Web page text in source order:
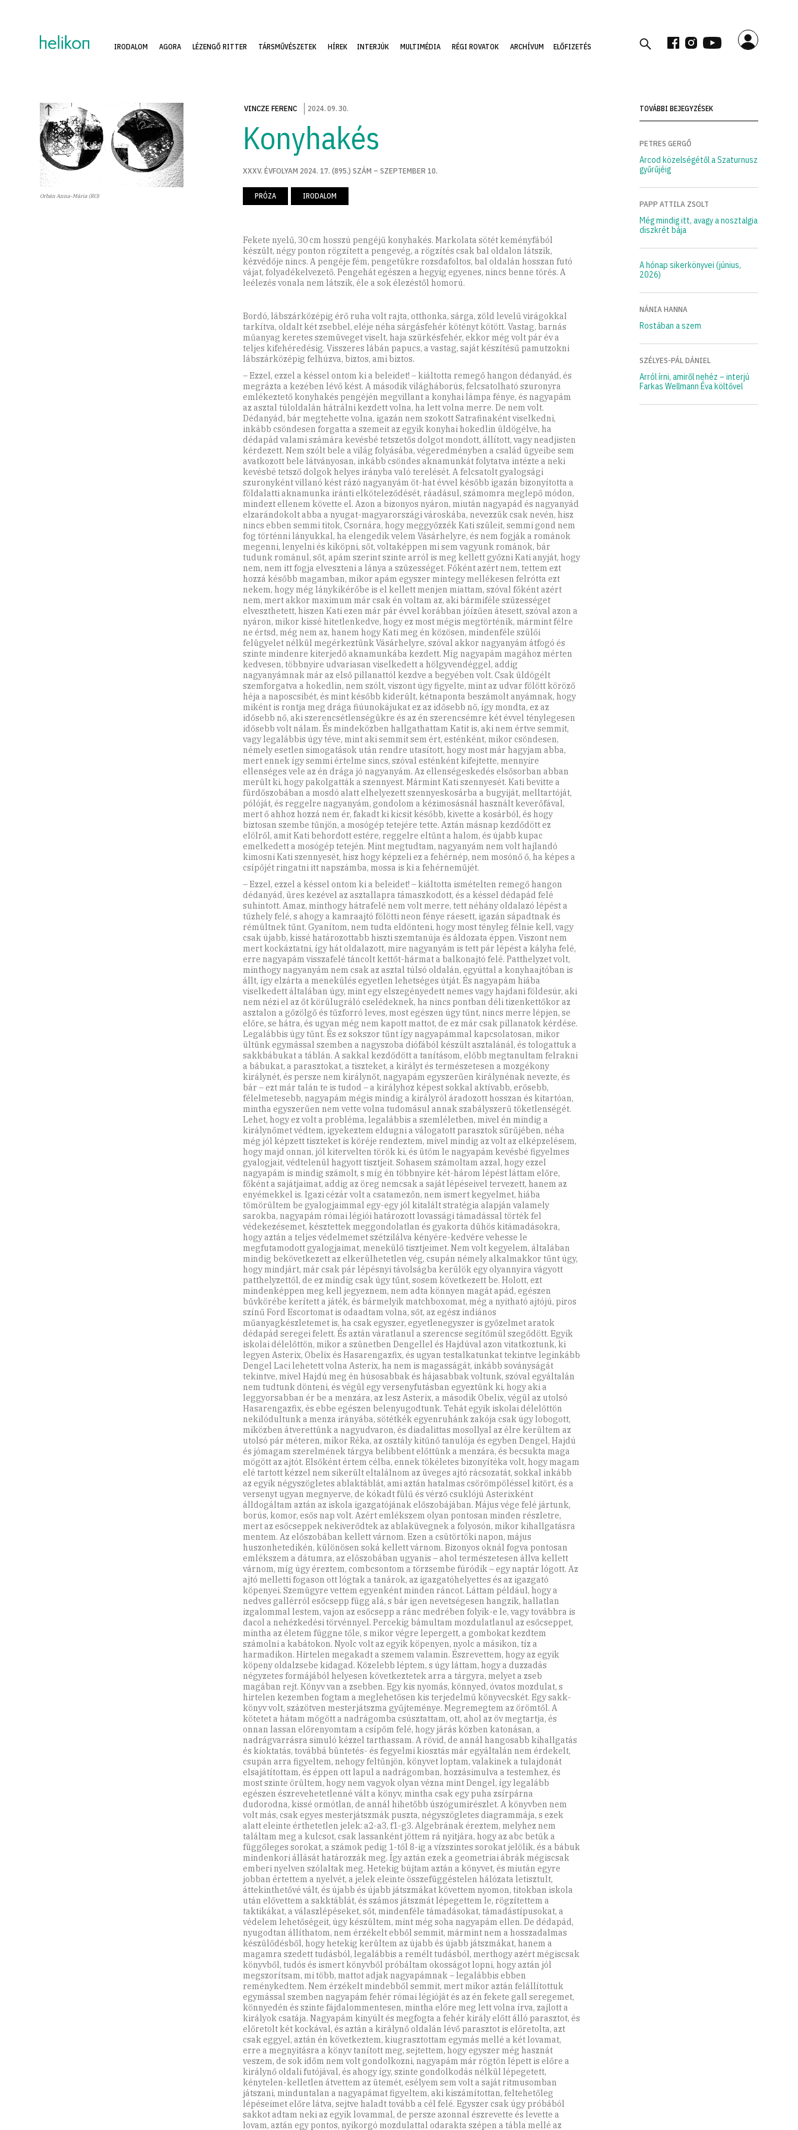
IRODALOM AGORA LÉZENGŐ RITTER TÁRSMŰVÉSZETEK HÍREK INTERJÚK MULTIMÉDIA RÉGI ROVATOK ARCHÍVUM ELŐFIZETÉS
Orbán Anna-Mária (RO)
VINCZE FERENC 2024.09.30.
Konyhakés
XXXV. ÉVFOLYAM 2024. 17. (895.) SZÁM – SZEPTEMBER 10.
PRÓZA IRODALOM
Fekete nyelű, 30 cm hosszú pengéjű konyhakés. Markolata sötét keményfából
készült, négy ponton rögzített a pengevég, a rögzítés csak bal oldalon látszik,
kézvédője nincs. A pengéje fém, pengetükre rozsdafoltos, bal oldalán hosszan futó
vájat, folyadékelvezető. Pengehát egészen a hegyig egyenes, nincs benne törés. A
leélezés vonala nem látszik, éle a sok élezéstől homorú.
Bordó, lábszárközépig érő ruha volt rajta, otthonka, sárga, zöld levelű virágokkal
tarkítva, oldalt két zsebbel, eléje néha sárgásfehér kötényt kötött. Vastag, barnás
műanyag keretes szemüveget viselt, haja szürkésfehér, ekkor még volt pár év a
teljes kifehéredésig. Visszeres lábán papucs, a vastag, saját készítésű pamutzokni
lábszárközépig felhúzva, biztos, ami biztos.
– Ezzel, ezzel a késsel ontom ki a beleidet! – kiáltotta remegő hangon dédanyád, és
megrázta a kezében lévő kést. A második világháborús, felcsatolható szuronyra
emlékeztető konyhakés pengéjén megvillant a konyhai lámpa fénye, és nagyapám
az asztal túloldalán hátrálni kezdett volna, ha lett volna merre. De nem volt.
Dédanyád, bár megtehette volna, igazán nem szokott Satrafinaként viselkedni,
inkább csöndesen forgatta a szemeit az egyik konyhai hokedlin üldögélve, ha
dédapád valami számára kevésbé tetszetős dolgot mondott, állított, vagy neadjisten
kérdezett. Nem szólt bele a világ folyásába, végeredményben a család ügyeibe sem
avatkozott bele látványosan, inkább csöndes aknamunkát folytatva intézte a neki
kevésbé tetsző dolgok helyes irányba való terelését. A felcsatolt gyalogsági
szuronyként villanó kést rázó nagyanyám öt-hat évvel később igazán bizonyította a
földalatti aknamunka iránti elköteleződését, ráadásul, számomra meglepő módon,
mindezt ellenem követte el. Azon a bizonyos nyáron, miután nagyapád és nagyanyád
elzarándokolt abba a nyugat-magyarországi városkába, nevezzük csak nevén, hisz
nincs ebben semmi titok, Csornára, hogy meggyőzzék Kati szüleit, semmi gond nem
fog történni lányukkal, ha elengedik velem Vásárhelyre, és nem fogják a románok
megenni, lenyelni és kiköpni, sőt, voltaképpen mi sem vagyunk románok, bár
tudunk románul, sőt, apám szerint szinte arról is meg kellett győzni Kati anyját, hogy
nem, nem itt fogja elveszteni a lánya a szüzességet. Főként azért nem, tettem ezt
hozzá később magamban, mikor apám egyszer mintegy mellékesen felrótta ezt
nekem, hogy még lánykikérőbe is el kellett menjen miattam, szóval főként azért
nem, mert akkor maximum már csak én voltam az, aki bármiféle szüzességet
elveszthetett, hiszen Kati ezen már pár évvel korábban jóízűen átesett, szóval azon a
nyáron, mikor kissé hitetlenkedve, hogy ez most mégis megtörténik, mármint félre
ne értsd, még nem az, hanem hogy Kati meg én közösen, mindenféle szülői
felügyelet nélkül megérkeztünk Vásárhelyre, szóval akkor nagyanyám átfogó és
szinte mindenre kiterjedő aknamunkába kezdett. Míg nagyapám magához mérten
kedvesen, többnyire udvariasan viselkedett a hölgyvendéggel, addig
nagyanyámnak már az első pillanattól kezdve a begyében volt. Csak üldögélt
szemforgatva a hokedlin, nem szólt, viszont úgy figyelte, mint az udvar fölött köröző
héja a naposcsibét, és mint később kiderült, kétnaponta beszámolt anyámnak, hogy
miként is rontja meg drága fiúunokájukat ez az idősebb nő, így mondta, ez az
idősebb nő, aki szerencsétlenségükre és az én szerencsémre két évvel ténylegesen
idősebb volt nálam. És mindeközben hallgathattam Katit is, aki nem értve semmit,
vagy legalábbis úgy téve, mint aki semmit sem ért, esténként, mikor csöndesen,
némely esetlen simogatások után rendre utasított, hogy most már hagyjam abba,
mert ennek így semmi értelme sincs, szóval esténként kifejtette, mennyire
ellenséges vele az én drága jó nagyanyám. Az ellenségeskedés elsősorban abban
merült ki, hogy pakolgatták a szennyest. Mármint Kati szennyesét. Kati bevitte a
fürdőszobában a mosdó alatt elhelyezett szennyeskosárba a bugyiját, melltartóját,
pólóját, és reggelre nagyanyám, gondolom a kézimosásnál használt keverőfával,
mert ő ahhoz hozzá nem ér, fakadt ki kicsit később, kivette a kosárból, és hogy
biztosan szembe tűnjön, a mosógép tetejére tette. Aztán másnap kezdődött ez
elölről, amit Kati behordott estére, reggelre eltűnt a halom, és újabb kupac
emelkedett a mosógép tetején. Mint megtudtam, nagyanyám nem volt hajlandó
kimosni Kati szennyesét, hisz hogy képzeli ez a fehérnép, nem mosónő ő, ha képes a
csípőjét ringatni itt napszámba, mossa is ki a fehérneműjét.
– Ezzel, ezzel a késsel ontom ki a beleidet! – kiáltotta ismételten remegő hangon dédanyád, üres kezével az asztallapra támaszkodott, és a késsel dédapád felé suhintott. Amaz, minthogy hátrafelé nem volt merre, tett néhány oldalazó lépést a tűzhely felé, s ahogy a kamraajtó fölötti neon fénye ráesett, igazán sápadtnak és rémültnek tűnt. Gyanítom, nem tudta eldönteni, hogy most tényleg félnie kell, vagy csak újabb, kissé határozottabb hiszti szemtanúja és áldozata éppen. Viszont nem mert kockáztatni, így hát oldalazott, mire nagyanyám is tett pár lépést a kályha felé, erre nagyapám visszafelé táncolt kettőt-hármat a balkonajtó felé. Patthelyzet volt, minthogy nagyanyám nem csak az asztal túlsó oldalán, egyúttal a konyhaajtóban is állt, így elzárta a menekülés egyetlen lehetséges útját. És nagyapám hiába viselkedett általában úgy, mint egy elszegényedett nemes vagy hajdani földesúr, aki nem nézi el az őt körülugráló cselédeknek, ha nincs pontban déli tizenkettőkor az asztalon a gőzölgő és tűzforró leves, most egészen úgy tűnt, nincs merre lépjen, se előre, se hátra, és ugyan még nem kapott mattot, de ez már csak pillanatok kérdése. Legalábbis úgy tűnt. És ez sokszor tűnt így nagyapámmal kapcsolatosan, mikor ültünk egymással szemben a nagyszoba diófából készült asztalánál, és tologattuk a sakkbábukat a táblán. A sakkal kezdődött a tanításom, előbb megtanultam felrakni a bábukat, a parasztokat, a tiszteket, a királyt és természetesen a mozgékony királynét, és persze nem királynőt, nagyapám egyszerűen királynénak nevezte, és bár – ezt már talán te is tudod – a királyhoz képest sokkal aktívabb, erősebb, félelmetesebb, nagyapám mégis mindig a királyról áradozott hosszan és kitartóan, mintha egyszerűen nem vette volna tudomásul annak szabályszerű töketlenségét. Lehet, hogy ez volt a probléma, legalábbis a szemléletben, mivel én mindig a királynőmet védtem, igyekeztem eldugni a válogatott parasztok sűrűjében, néha még jól képzett tiszteket is köréje rendeztem, mivel mindig az volt az elképzelésem, hogy majd onnan, jól kitervelten török ki, és ütöm le nagyapám kevésbé figyelmes gyalogjait, védtelenül hagyott tisztjeit. Sohasem számoltam azzal, hogy ezzel nagyapám is mindig számolt, s míg én többnyire két-három lépést láttam előre, főként a sajátjaimat, addig az öreg nemcsak a saját lépéseivel tervezett, hanem az enyémekkel is. Igazi cézár volt a csatamezőn, nem ismert kegyelmet, hiába tömörültem be gyalogjaimmal egy-egy jól kitalált stratégia alapján valamely sarokba, nagyapám római légiói határozott lovassági támadással törték fel védekezésemet, késztettek meggondolatlan és gyakorta dühös kitámadásokra, hogy aztán a teljes védelmemet szétzilálva kényére-kedvére vehesse le megfutamodott gyalogjaimat, menekülő tisztjeimet. Nem volt kegyelem, általában mindig bekövetkezett az elkerülhetetlen vég, csupán némely alkalmakkor tűnt úgy, hogy mindjárt, már csak pár lépésnyi távolságba kerülök egy olyannyira vágyott patthelyzettől, de ez mindig csak úgy tűnt, sosem következett be. Holott, ezt mindenképpen meg kell jegyeznem, nem adta könnyen magát apád, egészen bűvkörébe kerített a játék, és bármelyik matchboxomat, még a nyitható ajtójú, piros színű Ford Escortomat is odaadtam volna, sőt, az egész indiános műanyagkészletemet is, ha csak egyszer, egyetlenegyszer is győzelmet aratok dédapád seregei felett. És aztán váratlanul a szerencse segítőmül szegődött. Egyik iskolai délelőttön, mikor a szünetben Dengellel és Hajdúval azon vitatkoztunk, ki legyen Asterix, Obelix és Hasarengazfix, és ugyan testalkatunkat tekintve leginkább Dengel Laci lehetett volna Asterix, ha nem is magasságát, inkább soványságát tekintve, mivel Hajdú meg én húsosabbak és hájasabbak voltunk, szóval egyáltalán nem tudtunk dönteni, és végül egy versenyfutásban egyeztünk ki, hogy aki a leggyorsabban ér be a menzára, az lesz Asterix, a második Obelix, végül az utolsó Hasarengazfix, és ebbe egészen belenyugodtunk. Tehát egyik iskolai délelőttön nekilódultunk a menza irányába, sötétkék egyenruhánk zakója csak úgy lobogott, miközben átverettünk a nagyudvaron, és diadalittas mosollyal az élre kerültem az utolsó pár méteren, mikor Réka, az osztály kitűnő tanulója és egyben Dengel, Hajdú és jómagam szerelmének tárgya belibbent előttünk a menzára, és becsukta maga mögött az ajtót. Elsőként értem célba, ennek tökéletes bizonyítéka volt, hogy magam elé tartott kézzel nem sikerült eltalálnom az üveges ajtó rácsozatát, sokkal inkább az egyik négyszögletes ablaktáblát, ami aztán hatalmas csörömpöléssel kitört, és a versenyt ugyan megnyerve, de kókadt fülű és vérző csuklójú Asterixként álldogáltam aztán az iskola igazgatójának előszobájában. Május vége felé jártunk, borús, komor, esős nap volt. Azért emlékszem olyan pontosan minden részletre, mert az esőcseppek nekiverődtek az ablaküvegnek a folyosón, mikor kihallgatásra mentem. Az előszobában kellett várnom. Ezen a csütörtöki napon, május huszonhetedikén, különösen soká kellett várnom. Bizonyos oknál fogva pontosan emlékszem a dátumra, az előszobában ugyanis – ahol természetesen állva kellett várnom, míg úgy éreztem, combcsontom a törzsembe fúródik – egy naptár lógott. Az ajtó melletti fogason ott lógtak a tanárok, az igazgatóhelyettes és az igazgató köpenyei. Szemügyre vettem egyenként minden ráncot. Láttam például, hogy a nedves gallérról esőcsepp függ alá, s bár igen nevetségesen hangzik, hallatlan izgalommal lestem, vajon az esőcsepp a ránc medrében folyik-e le, vagy továbbra is dacol a nehézkedési törvénnyel. Percekig bámultam mozdulatlanul az esőcseppet, mintha az életem függne tőle, s mikor végre lepergett, a gombokat kezdtem számolni a kabátokon. Nyolc volt az egyik köpenyen, nyolc a másikon, tíz a harmadikon. Hirtelen megakadt a szemem valamin. Észrevettem, hogy az egyik köpeny oldalzsebe kidagad. Közelebb léptem, s úgy láttam, hogy a duzzadás négyzetes formájából helyesen következtetek arra a tárgyra, melyet a zseb magában rejt. Könyv van a zsebben. Egy kis nyomás, könnyed, óvatos mozdulat, s hirtelen kezemben fogtam a meglehetősen kis terjedelmű könyvecskét. Egy sakk-könyv volt, százötven mesterjátszma gyűjteménye. Megremegtem az örömtől. A kötetet a hátam mögött a nadrágomba csúsztattam, ott, ahol az öv megtartja, és onnan lassan előrenyomtam a csípőm felé, hogy járás közben katonásan, a nadrágvarrásra simuló kézzel tarthassam. A rövid, de annál hangosabb kihallgatás és kioktatás, továbbá büntetés- és fegyelmi kiosztás már egyáltalán nem érdekelt, csupán arra figyeltem, nehogy feltűnjön, könyvet loptam, valakinek a tulajdonát elsajátítottam, és éppen ott lapul a nadrágomban, hozzásimulva a testemhez, és most szinte örültem, hogy nem vagyok olyan vézna mint Dengel, így legalább egészen észrevehetetlenné vált a könyv, mintha csak egy puha zsírpárna dudorodna, kissé ormótlan, de annál hihetőbb úszógumirészlet. A könyvben nem volt más, csak egyes mesterjátszmák puszta, négyszögletes diagrammája, s ezek alatt eleinte érthetetlen jelek: a2-a3, f1-g3. Algebrának éreztem, melyhez nem találtam meg a kulcsot, csak lassanként jöttem rá nyitjára, hogy az abc betűk a függőleges sorokat, a számok pedig 1-től 8-ig a vízszintes sorokat jelölik, és a bábuk mindenkori állását határozzák meg. Így aztán ezek a geometriai ábrák mégiscsak emberi nyelven szólaltak meg. Hetekig bújtam aztán a könyvet, és miután egyre jobban értettem a nyelvét, a jelek eleinte összefüggéstelen hálózata letisztult, áttekinthetővé vált, és újabb és újabb játszmákat követtem nyomon, titokban iskola után elővettem a sakktáblát, és számos játszmát lépegettem le, rögzítettem a taktikákat, a válaszlépéseket, sőt, mindenféle támadásokat, támadástípusokat, a védelem lehetőségeit, úgy készültem, mint még soha nagyapám ellen. De dédapád, nyugodtan állíthatom, nem érzékelt ebből semmit, mármint nem a hosszadalmas készülődésből, hogy hetekig kerültem az újabb és újabb játszmákat, hanem a magamra szedett tudásból, legalábbis a remélt tudásból, merthogy azért mégiscsak könyvből, tudós és ismert könyvből próbáltam okosságot lopni, hogy aztán jól megszorítsam, mi több, mattot adjak nagyapámnak – legalábbis ebben reménykedtem. Nem érzékelt mindebből semmit, mert mikor aztán felállítottuk egymással szemben nagyapám fehér római légióját és az én fekete gall seregemet, könnyedén és szinte fájdalommentesen, mintha előre meg lett volna írva, zajlott a királyok csatája. Nagyapám kinyúlt és megfogta a fehér király előtt álló parasztot, és előretolt két kockával, és aztán a királynő oldalán lévő parasztot is előretolta, azt csak eggyel, aztán én következtem, kiugrasztottam egymás mellé a két lovamat, erre a megnyitásra a könyv tanított meg, sejtettem, hogy egyszer még hasznát veszem, de sok időm nem volt gondolkozni, nagyapám már rögtön lépett is előre a királynő oldali futójával, és ahogy így, szinte gondolkodás nélkül lépegetett, kénytelen-kelletlen átvettem az ütemét, esélyem sem volt a saját ritmusomban játszani, minduntalan a nagyapámat figyeltem, aki kiszámítottan, feltehetőleg lépéseimet előre látva, sejtve haladt tovább a cél felé. Egyszer csak úgy próbából sakkot adtam neki az egyik lovammal, de persze azonnal észrevette és levette a lovam, aztán egy pontos, nyikorgó mozdulattal odarakta szépen a tábla mellé az asztalra, aztán egyre-másra kezdte leszedni a figuráimat. Akármit léptem, mindig rögtön válaszolt, egy pillanatig sem gondolkozott, és mikor odakínáltam neki a futómat, hogy utána levehessem a királynőjét, akkor azért sem lépett oda, mintha pontosan tudta volna, hogy mit gondolok, mintha tudta volna előre, hogy mit akarok lépni. Nagyapám úgy lépdelt, úgy szedte le a bábuimat, mintha könyvből olvasná, mintha ő olvasta volna a könyvet és nem én, és mindeközben kezdtem elveszíteni a fejemet, hiszen az a könnyedség, mellyel nagyapám teljes fegyverzetben felvonuló tudásomat kezelte, dühítő volt, egyre dühösebb lettem, tajtékzottam, és mikor láttam, egy lépésen belül mattot ad, már-már arra gondoltam, hogy egy jól irányzott mozdulattal lekapom a tábláról a fehér királ
TOVÁBBI BEJEGYZÉSEK
PETRES GERGŐ
Arcod közelségétől a Szaturnusz
gyűrűjéig
PAPP ATTILA ZSOLT
Még mindig itt, avagy a nosztalgia
diszkrét bája
A hónap sikerkönyvei (június,
2026)
NÁNIA HANNA
Rostában a szem
SZÉLYES-PÁL DÁNIEL
Arról írni, amiről nehéz – interjú
Farkas Wellmann Éva költővel